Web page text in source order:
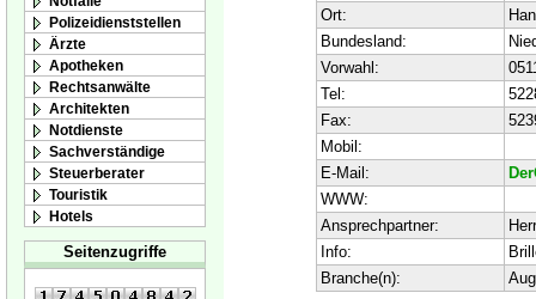
Polizeidienststellen
Ärzte
Apotheken
Rechtsanwälte
Architekten
Notdienste
Sachverständige
Steuerberater
Touristik
Hotels
Seitenzugriffe
Ort:
Bundesland:
Vorwahl:
Tel:
Fax:
Mobil:
E-Mail:
WWW:
Ansprechpartner:
Info:
Branche(n):